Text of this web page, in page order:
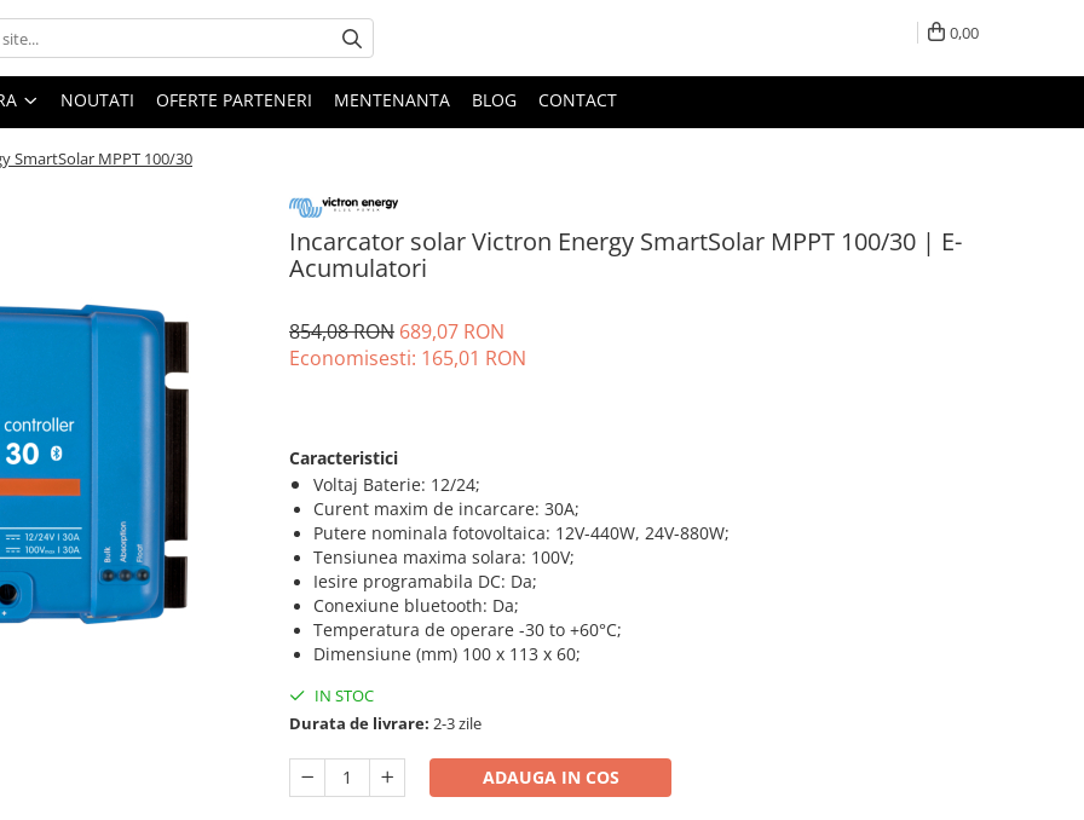
0,00
NOUTATI OFERTE PARTENERI MENTENANTA BLOG CONTACT
SmartSolar MPPT 100/30
Incarcator solar Victron Energy SmartSolar MPPT 100/30 | E-
Acumulatori
854,08 RON 689,07 RON
Economisesti: 165,01 RON
Caracteristici
Voltaj Baterie: 12/24;
Curent maxim de incarcare: 30A;
Putere nominala fotovoltaica: 12V-440W, 24V-880W;
Tensiunea maxima solara: 100V;
Iesire programabila DC: Da;
Conexiune bluetooth: Da;
Temperatura de operare -30 to +60°C;
Dimensiune (mm) 100 x 113 x 60;
IN STOC
Durata de livrare: 2-3 zile
ADAUGA IN COS